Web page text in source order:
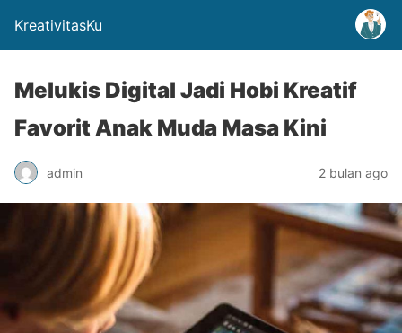
KreativitasKu
Melukis Digital Jadi Hobi Kreatif
Favorit Anak Muda Masa Kini
admin 2 bulan ago